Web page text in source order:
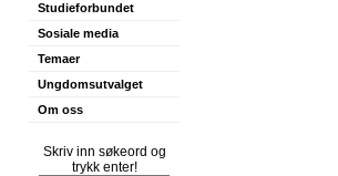
Studieforbundet
Sosiale media
Temaer
Ungdomsutvalget
Om oss
Skriv inn søkeord og
trykk enter!